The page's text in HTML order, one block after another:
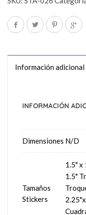
Información adicional
INFORMACIÓN
Dimensiones N/D
Tamaños
Stickers
1.5" x
1.5"